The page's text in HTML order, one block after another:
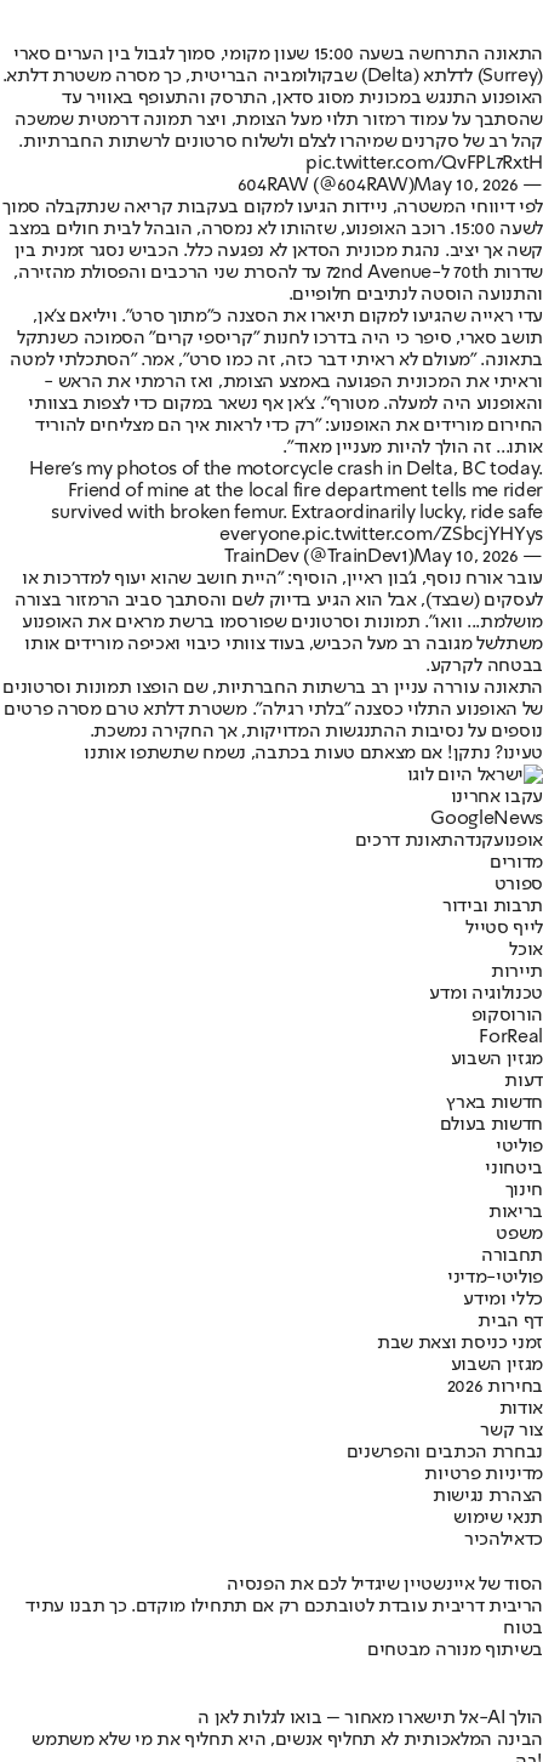
התאונה התרחשה בשעה 15:00 שעון מקומי, סמוך לגבול בין הערים סארי
(Surrey) לדלתא (Delta) שבקולומביה הבריטית, כך מסרה משטרת דלתא.
האופנוע התנגש במכונית מסוג סדאן, התרסק והתעופף באוויר עד
שהסתבך על עמוד רמזור תלוי מעל הצומת, ויצר תמונה דרמטית שמשכה
קהל רב של סקרנים שמיהרו לצלם ולשלוח סרטונים לרשתות החברתיות.
pic.twitter.com/QvFPL7RxtH
— 604RAW (@604RAW)
May 10, 2026
לפי דיווחי המשטרה, ניידות הגיעו למקום בעקבות קריאה שנתקבלה סמוך
לשעה 15:00. רוכב האופנוע, שזהותו לא נמסרה, הובהל לבית חולים במצב
קשה אך יציב. נהגת מכונית הסדאן לא נפגעה כלל. הכביש נסגר זמנית בין
שדרות 70th ל-72nd Avenue עד להסרת שני הרכבים והפסולת מהזירה,
והתנועה הוסטה לנתיבים חלופיים.
עדי ראייה שהגיעו למקום תיארו את הסצנה כ"מתוך סרט". ויליאם צ'אן,
תושב סארי, סיפר כי היה בדרכו לחנות "קריספי קרים" הסמוכה כשנתקל
בתאונה. "מעולם לא ראיתי דבר כזה, זה כמו סרט", אמר. "הסתכלתי למטה
וראיתי את המכונית הפגועה באמצע הצומת, ואז הרמתי את הראש -
והאופנוע היה למעלה. מטורף". צ'אן אף נשאר במקום כדי לצפות בצוותי
החירום מורידים את האופנוע: "רק כדי לראות איך הם מצליחים להוריד
אותו... זה הולך להיות מעניין מאוד".
Here's my photos of the motorcycle crash in Delta, BC today.
Friend of mine at the local fire department tells me rider
survived with broken femur. Extraordinarily lucky, ride safe
everyone.pic.twitter.com/ZSbcjYHYys
— TrainDev (@TrainDev1)
May 10, 2026
עובר אורח נוסף, ג'בון ראיין, הוסיף: "היית חושב שהוא יעוף למדרכות או
לעסקים (שבצד), אבל הוא הגיע בדיוק לשם והסתבך סביב הרמזור בצורה
מושלמת... וואו". תמונות וסרטונים שפורסמו ברשת מראים את האופנוע
משתלשל מגובה רב מעל הכביש, בעוד צוותי כיבוי ואכיפה מורידים אותו
בבטחה לקרקע.
התאונה עוררה עניין רב ברשתות החברתיות, שם הופצו תמונות וסרטונים
של האופנוע התלוי כסצנה "בלתי רגילה". משטרת דלתא טרם מסרה פרטים
נוספים על נסיבות ההתנגשות המדויקות, אך החקירה נמשכת.
טעינו? נתקן! אם מצאתם טעות בכתבה, נשמח שתשתפו אותנו
עקבו אחרינו
Googl eNews
אופנועקנדהתאונת דרכים
מדורים
ספורט
תרבות ובידור
לייף סטייל
אוכל
תיירות
טכנולוגיה ומדע
הורוסקופ
ForReal
מגזין השבוע
דעות
חדשות בארץ
חדשות בעולם
פוליטי
ביטחוני
חינוך
בריאות
משפט
תחבורה
פוליטי-מדיני
כללי ומידע
דף הבית
זמני כניסת וצאת שבת
מגזין השבוע
בחירות 2026
אודות
צור קשר
נבחרת הכתבים והפרשנים
מדיניות פרטיות
הצהרת נגישות
תנאי שימוש
כדאילהכיר
הסוד של איינשטיין שיגדיל לכם את הפנסיה
הריבית דריבית עובדת לטובתכם רק אם תתחילו מוקדם. כך תבנו עתיד
בטוח
בשיתוף מנורה מבטחים
אל תישארו מאחור – בואו לגלות לאן ה-AI הולך
הבינה המלאכותית לא תחליף אנשים, היא תחליף את מי שלא משתמש